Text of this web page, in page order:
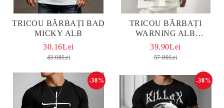
TRICOU BĂRBAȚI BAD
MICKY ALB
30.16Lei
43.08Lei
TRICOU BĂRBAȚI
WARNING ALB
OVERSIZED
39.90Lei
57.00Lei
-30% -30%